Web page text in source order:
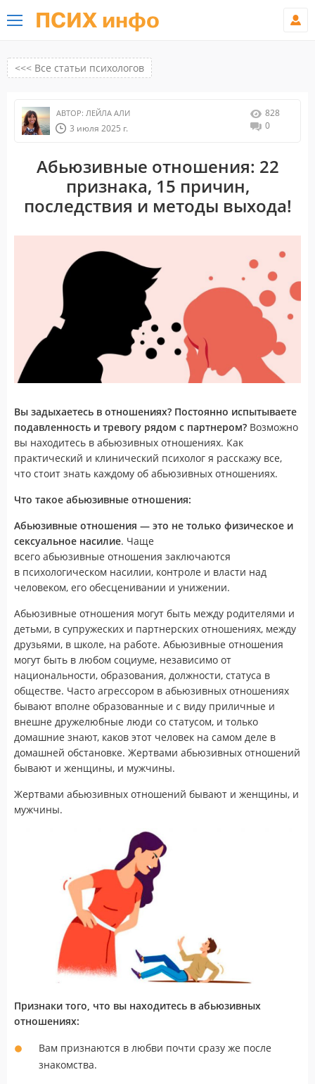
ПСИХ инфо
<<< Все статьи психологов
АВТОР: ЛЕЙЛА АЛИ
3 июля 2025 г.
828
0
Абьюзивные отношения: 22
признака, 15 причин,
последствия и методы выхода!
Вы задыхаетесь в отношениях? Постоянно испытываете
подавленность и тревогу рядом с партнером? Возможно
вы находитесь в абьюзивных отношениях. Как
практический и клинический психолог я расскажу все,
что стоит знать каждому об абьюзивных отношениях.
Что такое абьюзивные отношения:
Абьюзивные отношения — это не только физическое и
сексуальное насилие. Чаще
всего абьюзивные отношения заключаются
в психологическом насилии, контроле и власти над
человеком, его обесценивании и унижении.
Абьюзивные отношения могут быть между родителями и
детьми, в супружеских и партнерских отношениях, между
друзьями, в школе, на работе. Абьюзивные отношения
могут быть в любом социуме, независимо от
национальности, образования, должности, статуса в
обществе. Часто агрессором в абьюзивных отношениях
бывают вполне образованные и с виду приличные и
внешне дружелюбные люди со статусом, и только
домашние знают, каков этот человек на самом деле в
домашней обстановке. Жертвами абьюзивных отношений
бывают и женщины, и мужчины.
Жертвами абьюзивных отношений бывают и женщины, и
мужчины.
Признаки того, что вы находитесь в абьюзивных
отношениях:
Вам признаются в любви почти сразу же после
знакомства.